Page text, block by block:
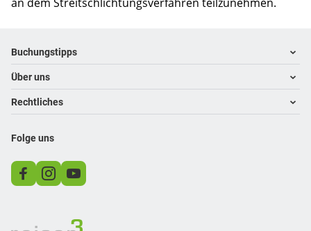
Footer navigation
Buchungstipps
Warum im Reisebüro buchen
Hoteltipps
Reisewelten
Über uns
Kontakt
Karriere
Rechtliches
AGB
Folge uns